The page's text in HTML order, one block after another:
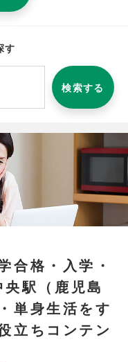
す
検索する
合格・入学・
駅（鹿児島
単身生活をす
立ちコンテン